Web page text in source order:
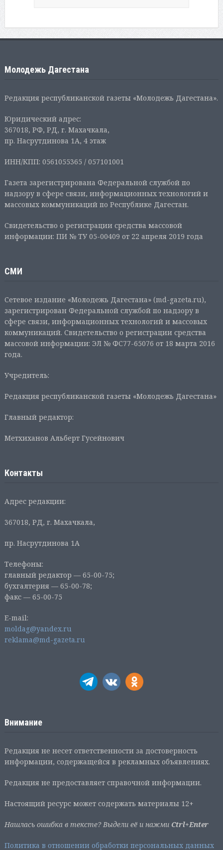
Молодежь Дагестана
Редакция республиканской газеты «Молодежь Дагестана».
Юридический адрес:
367018, РФ, РД, г. Махачкала,
пр. Насрутдинова 1А, 4 этаж
ИНН/КПП: 0561055365 / 057101001
Газета зарегистрирована Федеральной службой по
надзору в сфере связи, информационных технологий и
массовых коммуникаций по Республике Дагестан.
Свидетельство о регистрации средства массовой
информации: ПИ № ТУ 05-00409 от 22 апреля 2019 года
СМИ
Сетевое издание «Молодежь Дагестана» (md-gazeta.ru),
зарегистрирован Федеральной службой по надзору в
сфере связи, информационных технологий и массовых
коммуникаций. Свидетельство о регистрации средства
массовой информации: ЭЛ № ФС77-65076 от 18 марта 2016
года.
Учредитель:
Редакция республиканской газеты «Молодежь Дагестана»
Главный редактор:
Метхиханов Альберт Гусейнович
Контакты
Адрес редакции:
367018, РД, г. Махачкала,
пр. Насрутдинова 1А
Телефоны:
главный редактор — 65-00-75;
бухгалтерия — 65-00-78;
факс — 65-00-75
E-mail:
moldag@yandex.ru
reklama@md-gazeta.ru
Внимание
Редакция не несет ответственности за достоверность
информации, содержащейся в рекламных объявлениях.
Редакция не предоставляет справочной информации.
Настоящий ресурс может содержать материалы 12+
Нашлась ошибка в тексте? Выдели её и нажми Ctrl+Enter
Политика в отношении обработки персональных данных